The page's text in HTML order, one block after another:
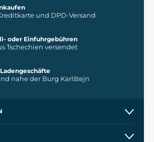
und DPD-Versand
oder Einfuhrgebühren
Tschechien versendet
nahe der Burg Karlštejn